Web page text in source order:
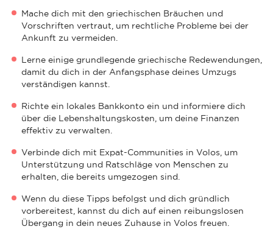
Mache dich mit den griechischen Bräuchen und
Vorschriften vertraut, um rechtliche Probleme bei der
Ankunft zu vermeiden.
Lerne einige grundlegende griechische Redewendungen,
damit du dich in der Anfangsphase deines Umzugs
verständigen kannst.
Richte ein lokales Bankkonto ein und informiere dich
über die Lebenshaltungskosten, um deine Finanzen
effektiv zu verwalten.
Verbinde dich mit Expat-Communities in Volos, um
Unterstützung und Ratschläge von Menschen zu
erhalten, die bereits umgezogen sind.
Wenn du diese Tipps befolgst und dich gründlich
vorbereitest, kannst du dich auf einen reibungslosen
Übergang in dein neues Zuhause in Volos freuen.